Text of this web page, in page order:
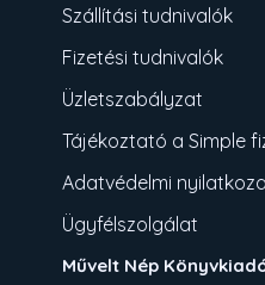
Szállítási tudnivalók
Fizetési tudnivalók
Üzletszabályzat
Tájékoztató a Simple
Adatvédelmi
Ügyfélszolgálat
Művelt Nép